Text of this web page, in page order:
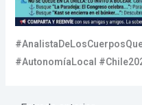
#AutonomíaLocal